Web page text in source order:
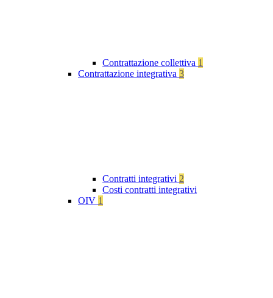
Contrattazione collettiva 1
Contrattazione integrativa 3
Contratti integrativi 2
Costi contratti integrativi
OIV 1